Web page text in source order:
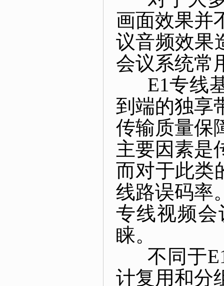
画面效果并
议音频效果
会议系统常
E1专线基
到端的独享
传输质量保
主要因素是
而对于此类
线路误码率
专线视频
睐。
不同于E1
计复用和分